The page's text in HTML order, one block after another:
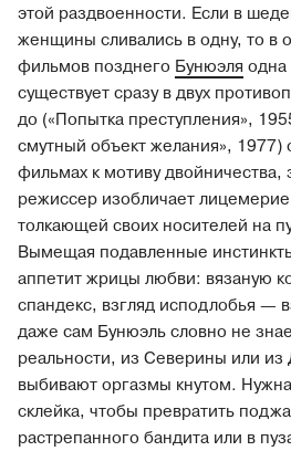
этой раздвоенности. Если в
женщины сливались в одну, то в
фильмов позднего Бунюэля
существует сразу в двух
до («Попытка преступления»,
смутный объект желания», 1977)
фильмах к мотиву двойничества,
режиссер изобличает
толкающей своих носителей на
Вымещая подавленные
аппетит жрицы любви: вязаную
спандекс, взгляд исподлобья —
даже сам Бунюэль словно не
реальности, из Северины или
выбивают оргазмы кнутом.
склейка, чтобы превратить
растрепанного бандита или в